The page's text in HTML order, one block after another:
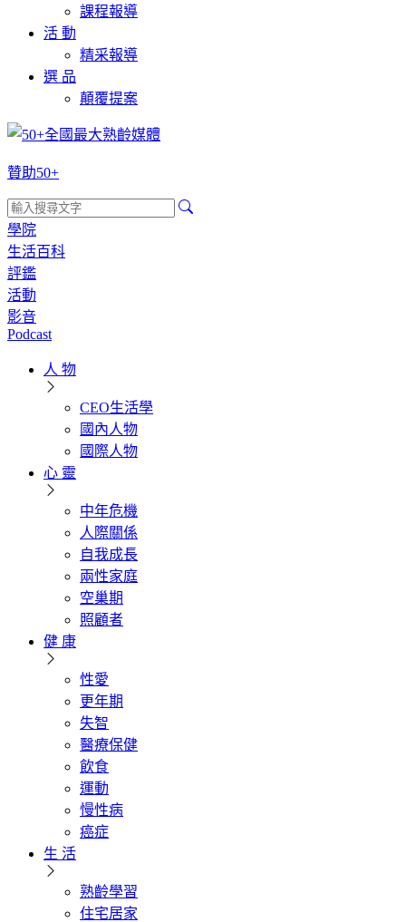
課程報導
活 動
精采報導
選 品
顛覆提案
贊助50+
學院
生活百科
評鑑
活動
影音
Podcast
人 物
CEO生活學
國內人物
國際人物
心 靈
中年危機
人際關係
自我成長
兩性家庭
空巢期
照顧者
健 康
性愛
更年期
失智
醫療保健
飲食
運動
慢性病
癌症
生 活
熟齡學習
住宅居家